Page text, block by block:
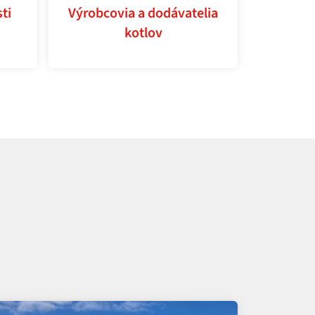
Výrobcovia a dodávatelia
kotlov